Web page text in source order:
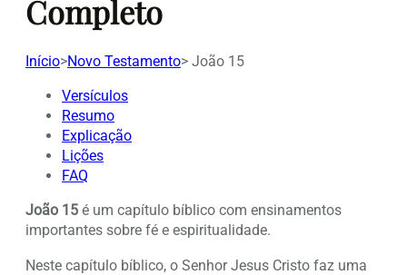
Completo
Início>Novo Testamento> João 15
Versículos
Resumo
Explicação
Lições
FAQ
João 15 é um capítulo bíblico com ensinamentos
importantes sobre fé e espiritualidade.
Neste capítulo bíblico, o Senhor Jesus Cristo faz uma